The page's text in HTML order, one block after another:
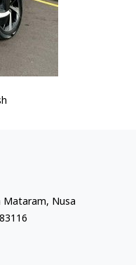
Mataram, Nusa